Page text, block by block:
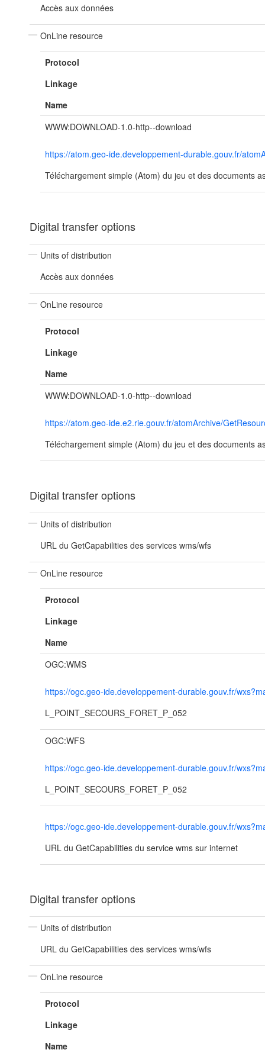
Accès aux données
OnLine resource
Protocol
Linkage
Name
WWW:DOWNLOAD-1.0-http--download
https://atom.geo-ide.developpement-durable.gouv.fr/
Téléchargement simple (Atom) du jeu et des documents
Digital transfer options
Units of distribution
Accès aux données
OnLine resource
Protocol
Linkage
Name
WWW:DOWNLOAD-1.0-http--download
https://atom.geo-ide.e2.rie.gouv.fr/atomArchive/
Téléchargement simple (Atom) du jeu et des documents
Digital transfer options
Units of distribution
URL du GetCapabilities des services wms/wfs
OnLine resource
Protocol
Linkage
Name
OGC:WMS
https://ogc.geo-ide.developpement-durable.gouv.fr/
L_POINT_SECOURS_FORET_P_052
OGC:WFS
https://ogc.geo-ide.developpement-durable.gouv.fr/
L_POINT_SECOURS_FORET_P_052
https://ogc.geo-ide.developpement-durable.gouv.fr/
URL du GetCapabilities du service wms sur internet
Digital transfer options
Units of distribution
URL du GetCapabilities des services wms/wfs
OnLine resource
Protocol
Linkage
Name